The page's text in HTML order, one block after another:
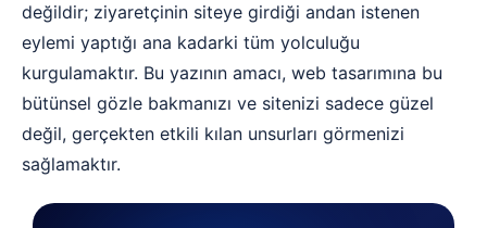
değildir; ziyaretçinin siteye girdiği andan istenen
eylemi yaptığı ana kadarki tüm yolculuğu
kurgulamaktır. Bu yazının amacı, web tasarımına bu
bütünsel gözle bakmanızı ve sitenizi sadece güzel
değil, gerçekten etkili kılan unsurları görmenizi
sağlamaktır.